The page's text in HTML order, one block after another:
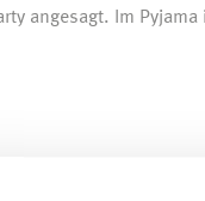
angesagt. Im